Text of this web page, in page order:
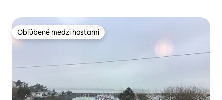
Obľúbené medzi hosťami
Obľúbené medzi hosťami